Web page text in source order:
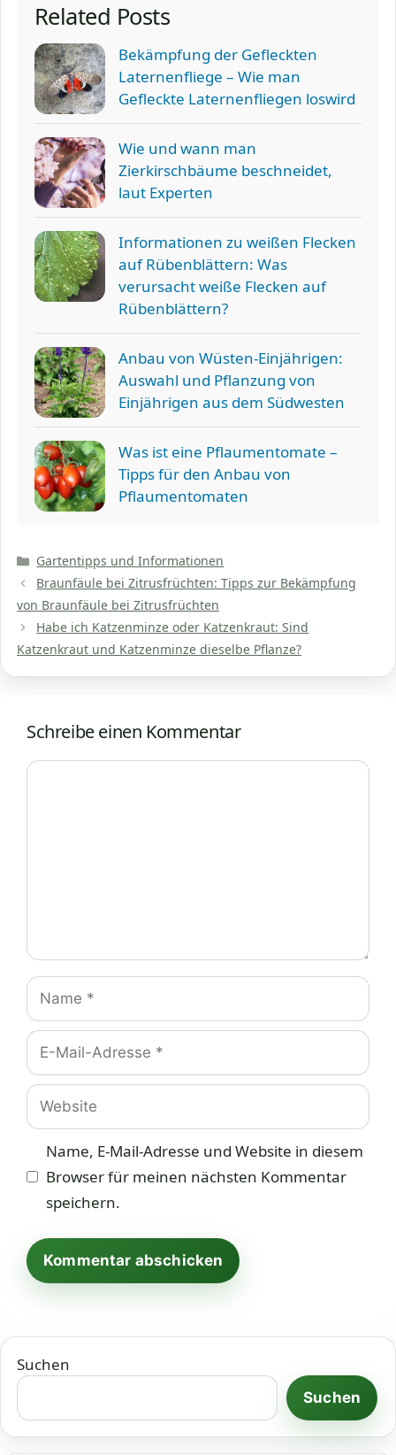
Related Posts
Bekämpfung der Gefleckten
Laternenfliege – Wie man
Gefleckte Laternenfliegen loswird
Wie und wann man
Zierkirschbäume beschneidet,
laut Experten
Informationen zu weißen Flecken
auf Rübenblättern: Was
verursacht weiße Flecken auf
Rübenblättern?
Anbau von Wüsten-Einjährigen:
Auswahl und Pflanzung von
Einjährigen aus dem Südwesten
Was ist eine Pflaumentomate –
Tipps für den Anbau von
Pflaumentomaten
Kategorien
Gartentipps und Informationen
Braunfäule bei Zitrusfrüchten: Tipps zur Bekämpfung
von Braunfäule bei Zitrusfrüchten
Habe ich Katzenminze oder Katzenkraut: Sind
Katzenkraut und Katzenminze dieselbe Pflanze?
Schreibe einen Kommentar
Kommentar
Name
E-
Mail-
Adresse
Website
Name, E-Mail-Adresse und Website in diesem
Browser für meinen nächsten Kommentar
speichern.
Suchen
Suchen